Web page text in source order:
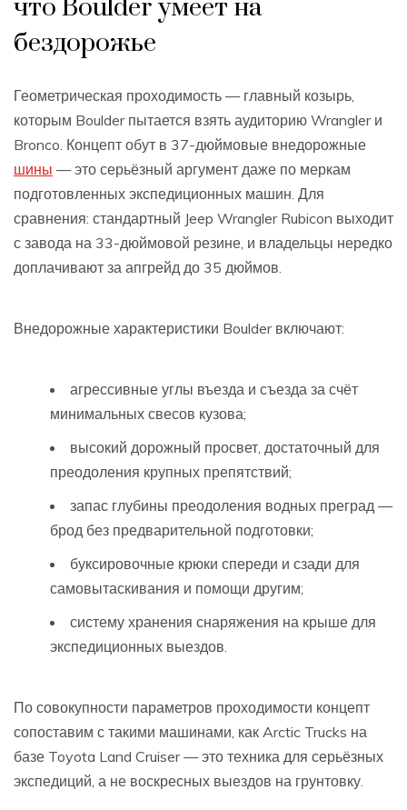
что Boulder умеет на
бездорожье
Геометрическая проходимость — главный козырь,
которым Boulder пытается взять аудиторию Wrangler и
Bronco. Концепт обут в 37-дюймовые внедорожные
шины — это серьёзный аргумент даже по меркам
подготовленных экспедиционных машин. Для
сравнения: стандартный Jeep Wrangler Rubicon выходит
с завода на 33-дюймовой резине, и владельцы нередко
доплачивают за апгрейд до 35 дюймов.
Внедорожные характеристики Boulder включают:
агрессивные углы въезда и съезда за счёт
минимальных свесов кузова;
высокий дорожный просвет, достаточный для
преодоления крупных препятствий;
запас глубины преодоления водных преград —
брод без предварительной подготовки;
буксировочные крюки спереди и сзади для
самовытаскивания и помощи другим;
систему хранения снаряжения на крыше для
экспедиционных выездов.
По совокупности параметров проходимости концепт
сопоставим с такими машинами, как Arctic Trucks на
базе Toyota Land Cruiser — это техника для серьёзных
экспедиций, а не воскресных выездов на грунтовку.